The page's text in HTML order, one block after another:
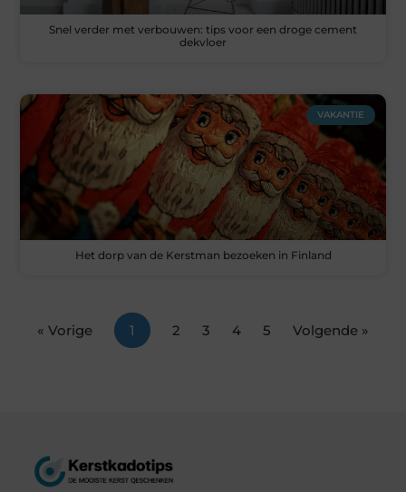
Snel verder met verbouwen: tips voor een droge cement
dekvloer
VAKANTIE
Het dorp van de Kerstman bezoeken in Finland
« Vorige 1 2 3 4 5 Volgende »